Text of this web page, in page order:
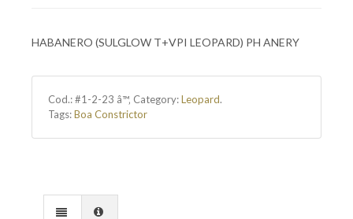
HABANERO (SULGLOW T+VPI LEOPARD) PH ANERY
Cod.:#1-2-23 â™‚ Category:Leopard.
Tags:Boa Constrictor